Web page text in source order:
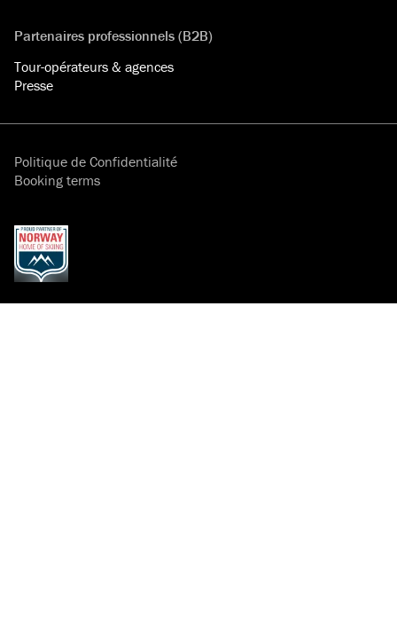
Partenaires professionnels (B2B)
Tour-opérateurs & agences
Presse
Politique de Confidentialité
Booking terms